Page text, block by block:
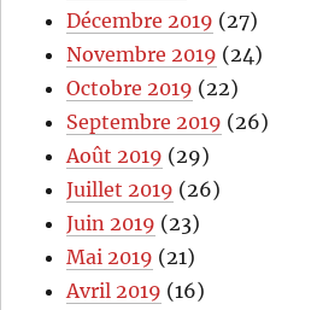
Décembre 2019 (27)
Novembre 2019 (24)
Octobre 2019 (22)
Septembre 2019 (26)
Août 2019 (29)
Juillet 2019 (26)
Juin 2019 (23)
Mai 2019 (21)
Avril 2019 (16)